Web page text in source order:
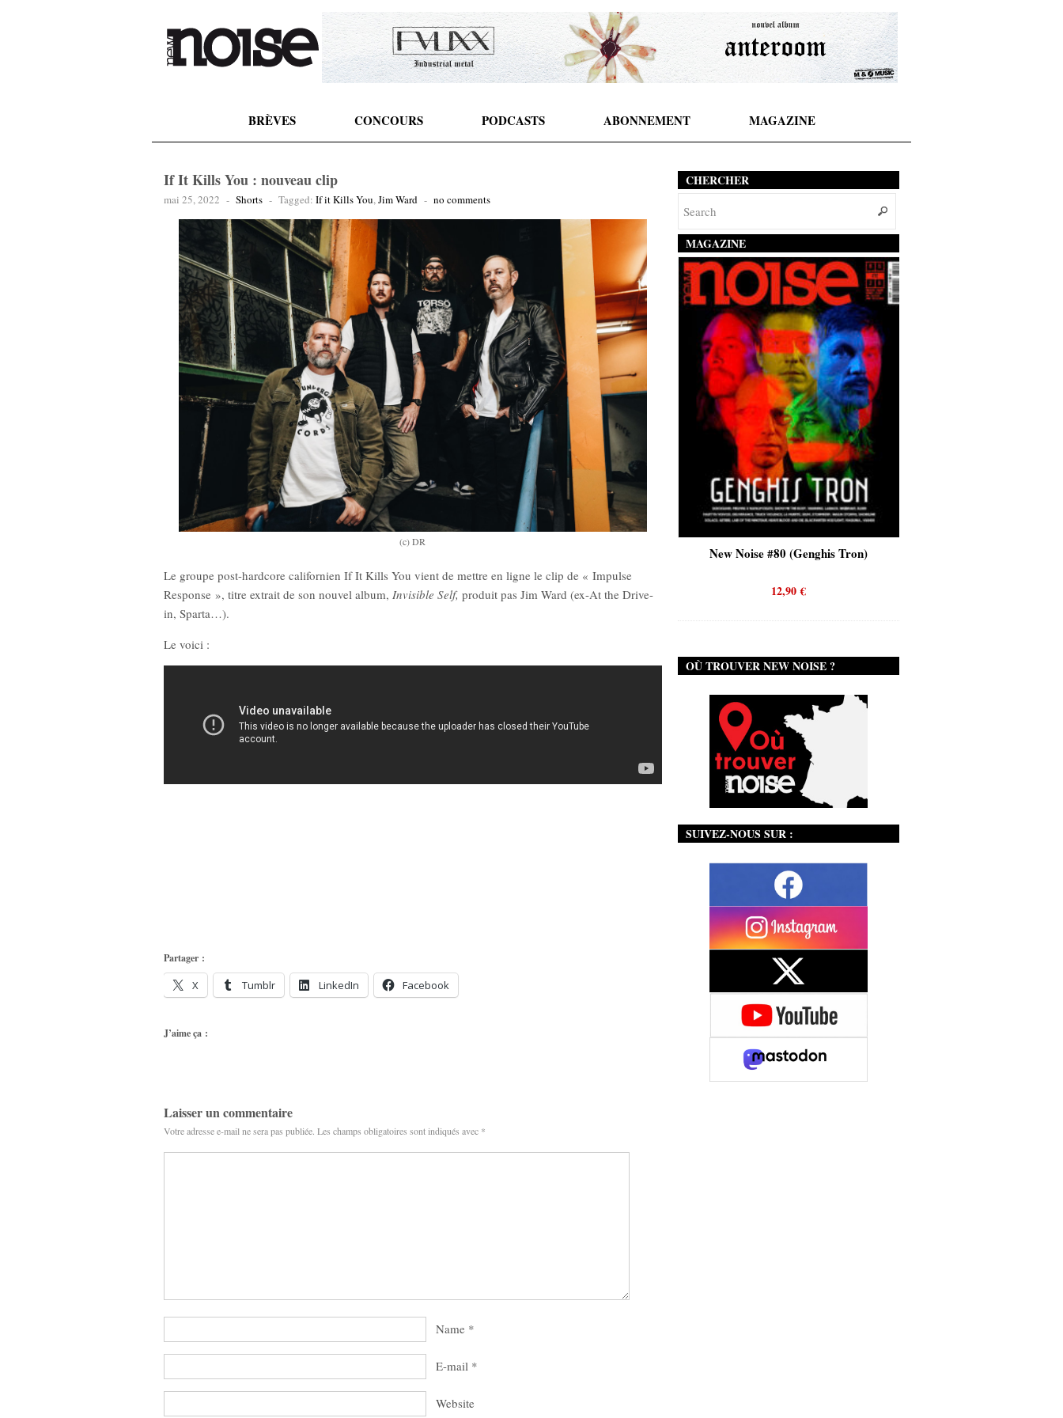
BRÈVES CONCOURS PODCASTS ABONNEMENT MAGAZINE
If It Kills You : nouveau clip
mai 25, 2022 - Shorts - Tagged: If it Kills You,Jim Ward - no comments
(c) DR
Le groupe post-hardcore californien If It Kills You vient de mettre en ligne le clip de « Impulse
Response », titre extrait de son nouvel album, Invisible Self, produit pas Jim Ward (ex-At the Drive-
in, Sparta…).
Le voici :
Partager :
X Tumblr LinkedIn Facebook
J’aime ça :
Laisser un commentaire
Votre adresse e-mail ne sera pas publiée. Les champs obligatoires sont indiqués avec *
Name *
E-mail *
Website
CHERCHER
MAGAZINE
12,90€
New Noise #80 (Genghis Tron)
12,90€
OÙ TROUVER NEW NOISE ?
SUIVEZ-NOUS SUR :